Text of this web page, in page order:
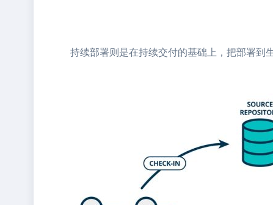
持续部署则是在持续交付的基础上，把部署到